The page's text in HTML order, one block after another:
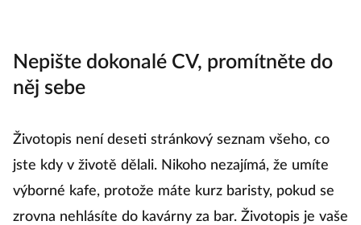
Nepište dokonalé CV, promítněte do
něj sebe
Životopis není deseti stránkový seznam všeho, co
jste kdy v životě dělali. Nikoho nezajímá, že umíte
výborné kafe, protože máte kurz baristy, pokud se
zrovna nehlásíte do kavárny za bar. Životopis je vaše